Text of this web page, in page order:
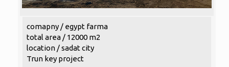
comapny / egypt farma
total area / 12000 m2
location / sadat city
Trun key project